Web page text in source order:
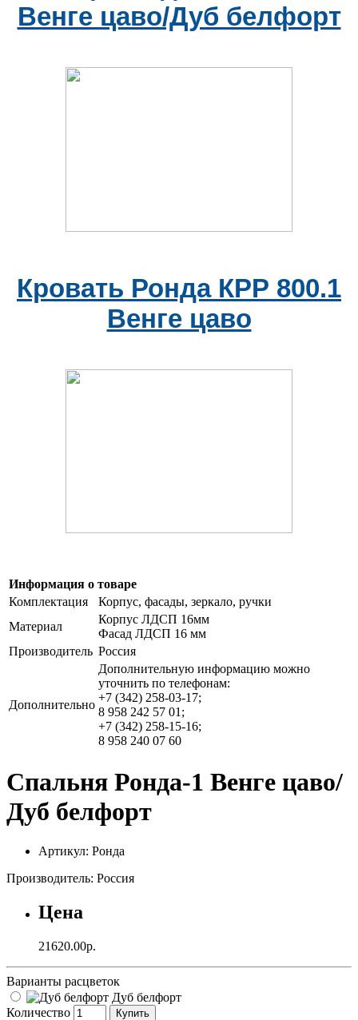
Венге цаво/Дуб белфорт
Кровать Ронда КРР 800.1
Венге цаво
Информация о товаре
Комплектация
Корпус, фасады, зеркало, ручки
Материал
Корпус ЛДСП 16мм
Фасад ЛДСП 16 мм
Производитель Россия
Дополнительно
Дополнительную информацию можно
уточнить по телефонам:
+7 (342) 258-03-17;
8 958 242 57 01;
+7 (342) 258-15-16;
8 958 240 07 60
Спальня Ронда-1 Венге цаво/
Дуб белфорт
Артикул: Ронда
Производитель: Россия
Цена
21620.00р.
Варианты расцветок
Дуб белфорт
Количество
Купить